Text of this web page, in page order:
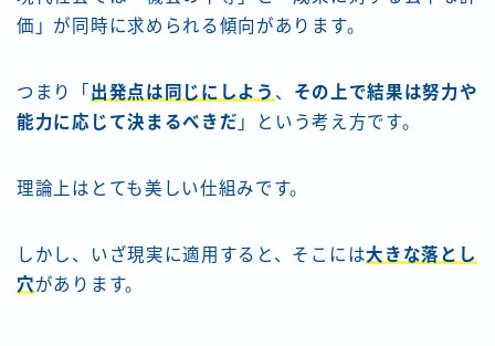
価」が同時に求められる傾向があります。
つまり「 出発点は同じにしよう 、 その上で結果は努力や
能力に応じて決まるべきだ 」という考え方です。
理論上はとても美しい仕組みです。
しかし、いざ現実に適用すると、そこには大きな落とし
穴があります。